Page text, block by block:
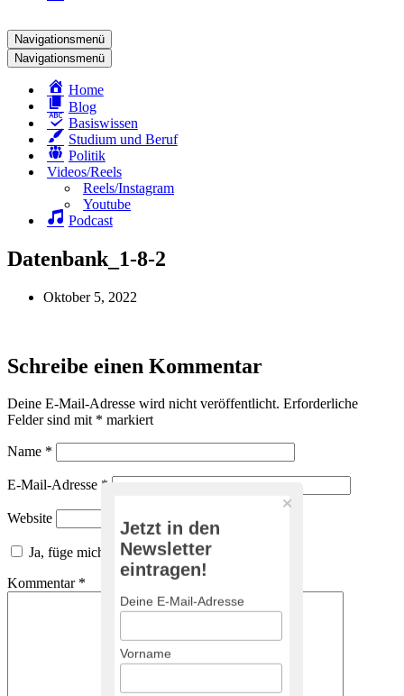
Navigationsmenü
Navigationsmenü
Home
Blog
Basiswissen
Studium und Beruf
Politik
Videos/Reels
Reels/Instagram
Youtube
Podcast
Datenbank_1-8-2
Oktober 5, 2022
Schreibe einen Kommentar
Deine E-Mail-Adresse wird nicht veröffentlicht. Erforderliche
Felder sind mit * markiert
Name *
E-Mail-Adresse *
Website
Ja, füge mich zu der Mailingliste hinzu!
Kommentar *
Jetzt in den
Newsletter
eintragen!
Deine E-Mail-Adresse
Vorname